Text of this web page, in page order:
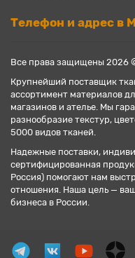
Телефон и адрес в
Все права защищены 2026
Крупнейший поставщик
ассортимент материалов
магазинов и ателье. Мы
разнообразие текстур,
5000 видов тканей.
Надежные поставки,
сертифицированная
Россия) помогают нам
отношения. Наша цель —
бизнеса в России.